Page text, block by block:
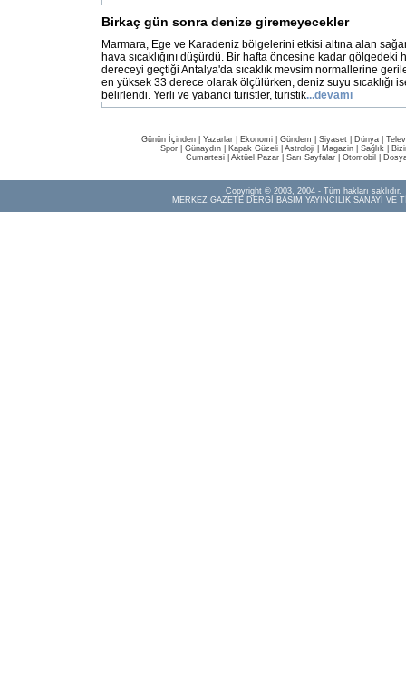
Birkaç gün sonra denize giremeyecekler
Marmara, Ege ve Karadeniz bölgelerini etkisi altına alan
hava sıcaklığını düşürdü. Bir hafta öncesine kadar gölgedeki
dereceyi geçtiği Antalya'da sıcaklık mevsim normallerine
en yüksek 33 derece olarak ölçülürken, deniz suyu sıcaklığı
belirlendi. Yerli ve yabancı turistler, turistik...devamı
Günün İçinden Yazarlar Ekonomi Gündem Siyaset Dünya |
Spor
Günaydın Kapak Güzeli Astroloji Magazin Sağlık
Cumartesi| Aktüel Pazar| Sarı Sayfalar| Otomobil
Copyright © 2003, 2004 - Tüm hakları saklıdır.
MERKEZ GAZETE DERGİ BASIM YAYINCILIK SANAYİ VE